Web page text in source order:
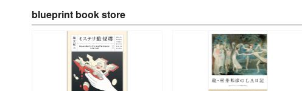
blueprint book store